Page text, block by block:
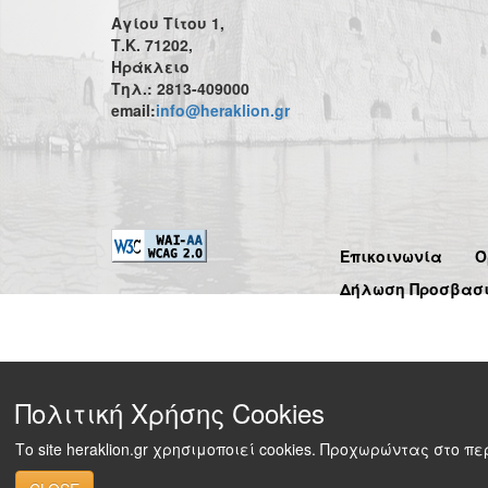
Αγίου Τίτου 1,
Τ.Κ. 71202,
Ηράκλειο
Τηλ.: 2813-409000
email:info@heraklion.gr
Επικοινωνία
Δήλωση
Πολιτική Χρήσης Cookies
Το site heraklion.gr χρησιμοποιεί cookies. Προχωρώντας στο